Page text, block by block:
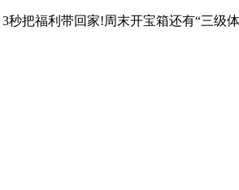
把福利带回家!周末开宝箱还有“三级体